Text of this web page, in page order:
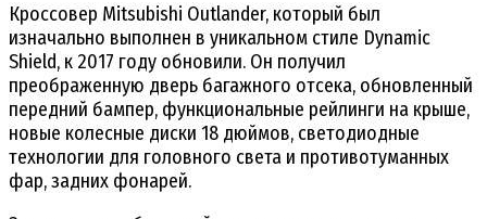
Кроссовер Mitsubishi Outlander, который был
изначально выполнен в уникальном стиле Dynamic
Shield, к 2017 году обновили. Он получил
преображенную дверь багажного отсека, обновленный
передний бампер, функциональные рейлинги на крыше,
новые колесные диски 18 дюймов, светодиодные
технологии для головного света и противотуманных
фар, задних фонарей.